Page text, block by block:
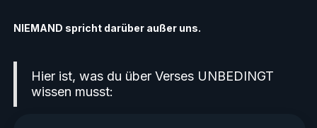
NIEMAND spricht darüber außer uns.
Hier ist, was du über Verses UNBEDINGT
wissen musst: